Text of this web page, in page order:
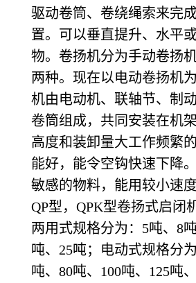
驱动卷筒、卷绕绳索来完
置。可以垂直提升、水平
物。卷扬机分为手动卷扬
两种。现在以电动卷扬机
机由电动机、联轴节、制
卷筒组成，共同安装在机
高度和装卸量大工作频繁
能好，能令空钩快速下降
敏感的物料，能用较小速
QP型，QPK型卷扬式启闭
两用式规格分为：5吨、8
吨、25吨；电动式规格分
吨、80吨、100吨、125吨